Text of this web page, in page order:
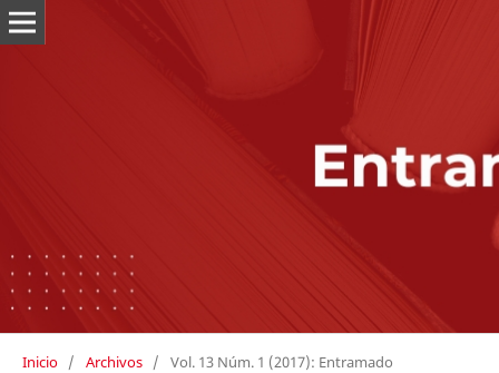
Inicio / Archivos / Vol. 13 Núm. 1 (2017): Entramado